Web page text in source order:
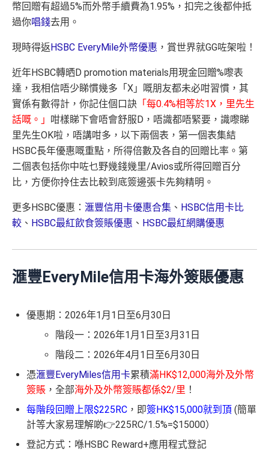
幣回贈有超過5%而外幣手續費為1.95%，扣完之後都仲抵
過你唱錢去用。
現時得返 HSBC EveryMile外幣優惠 ，賞世界就GG咗架啦！
近年HSBC轉晒D promotion materials用現金回贈%嚟表
達，我相信唔少睇慣幾多「X」嘅朋友都未必咁習慣，其
實係有數得計，你記住個口訣 「每0.4%相等於1X，里先生
話嘅。」 咁樣睇下會唔會舒服D，唔識都唔緊要，識嚟睇
里先生OK啦，唔講咁多，以下兩個表，第一個表集結
HSBC長年優惠嘅重點，所得倍數及各自的回贈比率。第
二個表包括你中咗乜野幾錢幾里/Avios或所得回贈百分
比，方便你拎住去比較到底簽邊張卡先夠精明。
更多HSBC優惠： 滙豐信用卡優惠合集 、 HSBC信用卡比
較 、 HSBC最紅飲食簽賬優惠 、 HSBC最紅網購優惠
滙豐EveryMile信用卡海外簽賬優惠
優惠期：2026年1月1日至6月30日
階段一：2026年1月1日至3月31日
階段二：2026年4月1日至6月30日
憑滙豐EveryMiles信用卡累積滿HK$12,000海外及外幣
簽賬 ，全部海外及外幣簽賬都係$2/里 ！
每階段回贈上限$225RC ，即簽HK$15,000就到頂 (簡單
計等大家易理解啲👉225RC/1.5%=$15000）
登記方式：喺HSBC Reward+應用程式登記